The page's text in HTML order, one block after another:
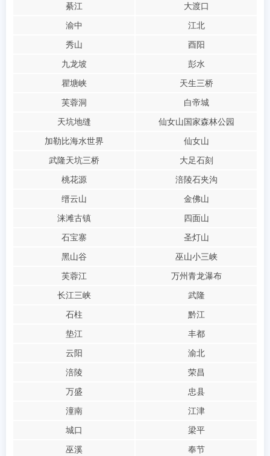
綦江
大渡口
渝中
江北
秀山
酉阳
九龙坡
彭水
瞿塘峡
天生三桥
芙蓉洞
白帝城
天坑地缝
仙女山国家森林公园
加勒比海水世界
仙女山
武隆天坑三桥
大足石刻
桃花源
涪陵石夹沟
缙云山
金佛山
涞滩古镇
四面山
石宝寨
圣灯山
黑山谷
巫山小三峡
芙蓉江
万州青龙瀑布
长江三峡
武隆
石柱
黔江
垫江
丰都
云阳
渝北
涪陵
荣昌
万盛
忠县
潼南
江津
城口
梁平
巫溪
奉节